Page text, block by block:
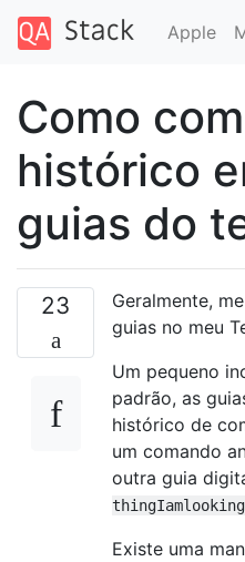
Apple
Como
histórico
guias do
23
Geralmente,
guias no meu
Um pequeno
padrão, as
histórico de
um comando
outra guia
Existe uma